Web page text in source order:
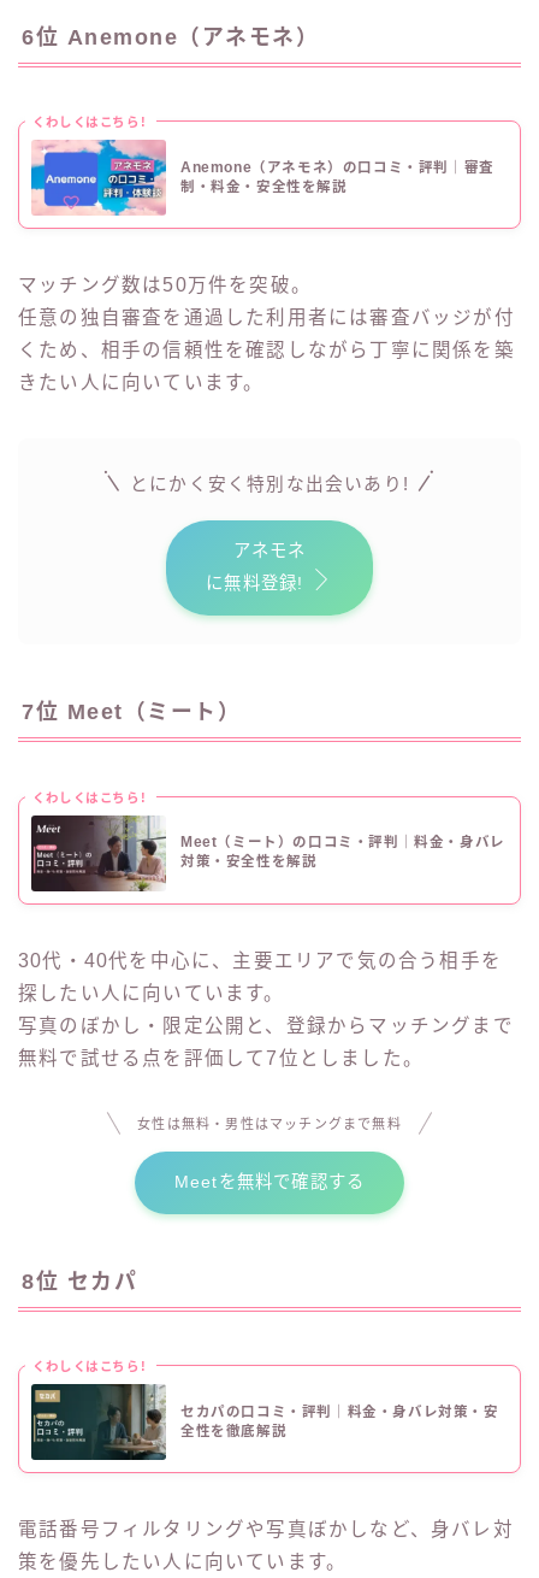
6位 Anemone（アネモネ）
くわしくはこちら!
Anemone（アネモネ）の口コミ・評判｜審査
制・料金・安全性を解説
マッチング数は50万件を突破。
任意の独自審査を通過した利用者には審査バッジが付
くため、相手の信頼性を確認しながら丁寧に関係を築
きたい人に向いています。
とにかく安く特別な出会いあり !
アネモネ
に無料登録!
7位 Meet（ミート）
くわしくはこちら!
Meet（ミート）の口コミ・評判｜料金・身バレ
対策・安全性を解説
30代・40代を中心に、主要エリアで気の合う相手を
探したい人に向いています。
写真のぼかし・限定公開と、登録からマッチングまで
無料で試せる点を評価して7位としました。
女性は無料・男性はマッチングまで無料
Meetを無料で確認する
8位 セカパ
くわしくはこちら!
セカパの口コミ・評判｜料金・身バレ対策・安
全性を徹底解説
電話番号フィルタリングや写真ぼかしなど、身バレ対
策を優先したい人に向いています。